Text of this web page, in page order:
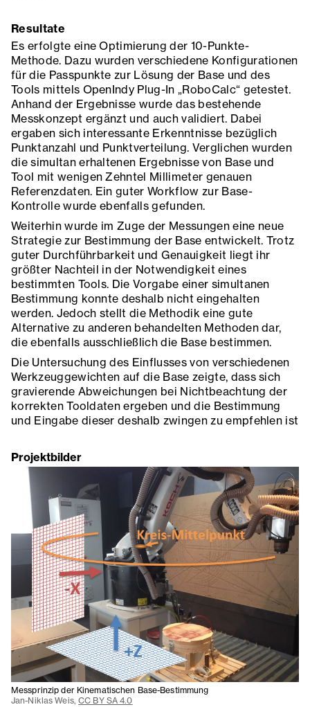
Resultate
Es erfolgte eine Optimierung der 10-Punkte-
Methode. Dazu wurden verschiedene Konfigurationen
für die Passpunkte zur Lösung der Base und des
Tools mittels OpenIndy Plug-In „RoboCalc“ getestet.
Anhand der Ergebnisse wurde das bestehende
Messkonzept ergänzt und auch validiert. Dabei
ergaben sich interessante Erkenntnisse bezüglich
Punktanzahl und Punktverteilung. Verglichen wurden
die simultan erhaltenen Ergebnisse von Base und
Tool mit wenigen Zehntel Millimeter genauen
Referenzdaten. Ein guter Workflow zur Base-
Kontrolle wurde ebenfalls gefunden.
Weiterhin wurde im Zuge der Messungen eine neue
Strategie zur Bestimmung der Base entwickelt. Trotz
guter Durchführbarkeit und Genauigkeit liegt ihr
größter Nachteil in der Notwendigkeit eines
bestimmten Tools. Die Vorgabe einer simultanen
Bestimmung konnte deshalb nicht eingehalten
werden. Jedoch stellt die Methodik eine gute
Alternative zu anderen behandelten Methoden dar,
die ebenfalls ausschließlich die Base bestimmen.
Die Untersuchung des Einflusses von verschiedenen
Werkzeuggewichten auf die Base zeigte, dass sich
gravierende Abweichungen bei Nichtbeachtung der
korrekten Tooldaten ergeben und die Bestimmung
und Eingabe dieser deshalb zwingen zu empfehlen ist
Projektbilder
Messprinzip der Kinematischen Base-Bestimmung
Jan-Niklas Weis,CC BY SA 4.0